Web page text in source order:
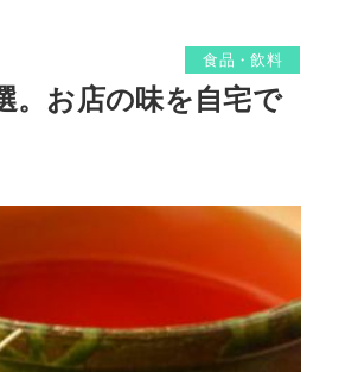
食品・飲料
。お店の味を自宅で